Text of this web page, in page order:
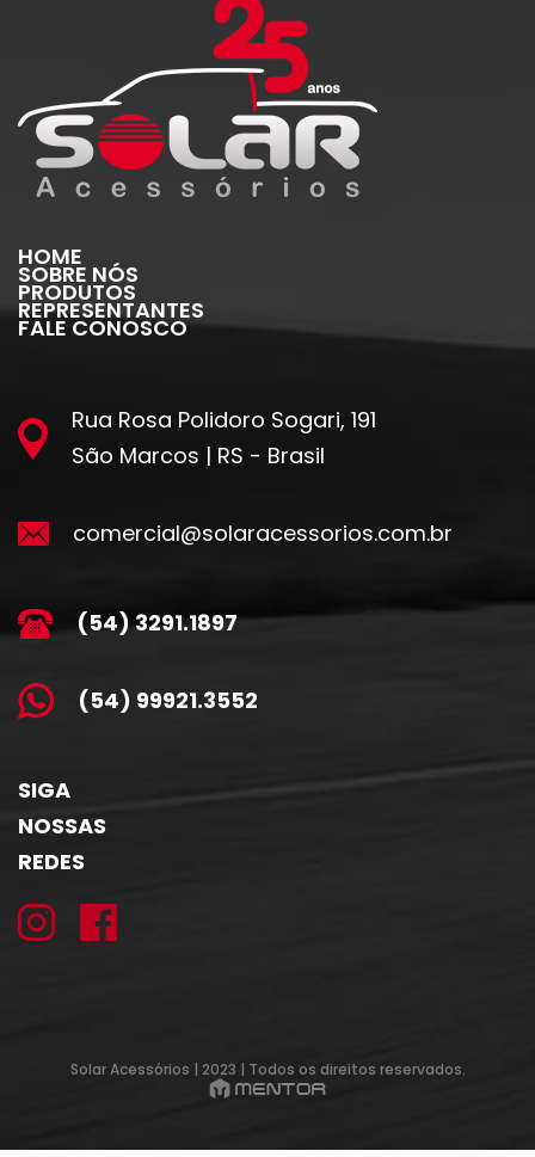
HOME
SOBRE NÓS
PRODUTOS
REPRESENTANTES
FALE CONOSCO
Rua Rosa Polidoro Sogari, 191
São Marcos | RS - Brasil
comercial@solaracessorios.com.br
(54) 3291.1897
(54) 99921.3552
SIGA
NOSSAS
REDES
Solar Acessórios | 2023 | Todos os direitos reservados.